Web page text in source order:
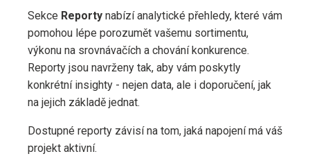
Sekce Reporty nabízí analytické přehledy, které vám
pomohou lépe porozumět vašemu sortimentu,
výkonu na srovnávačích a chování konkurence.
Reporty jsou navrženy tak, aby vám poskytly
konkrétní insighty - nejen data, ale i doporučení, jak
na jejich základě jednat.
Dostupné reporty závisí na tom, jaká napojení má váš
projekt aktivní.